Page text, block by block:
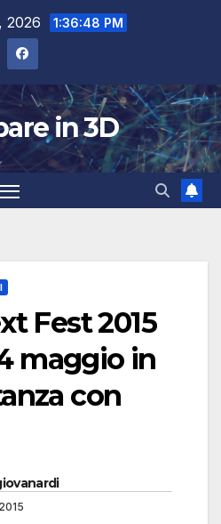
2026 1:36:49 PM
in 3D
Fest 2015
maggio in
con